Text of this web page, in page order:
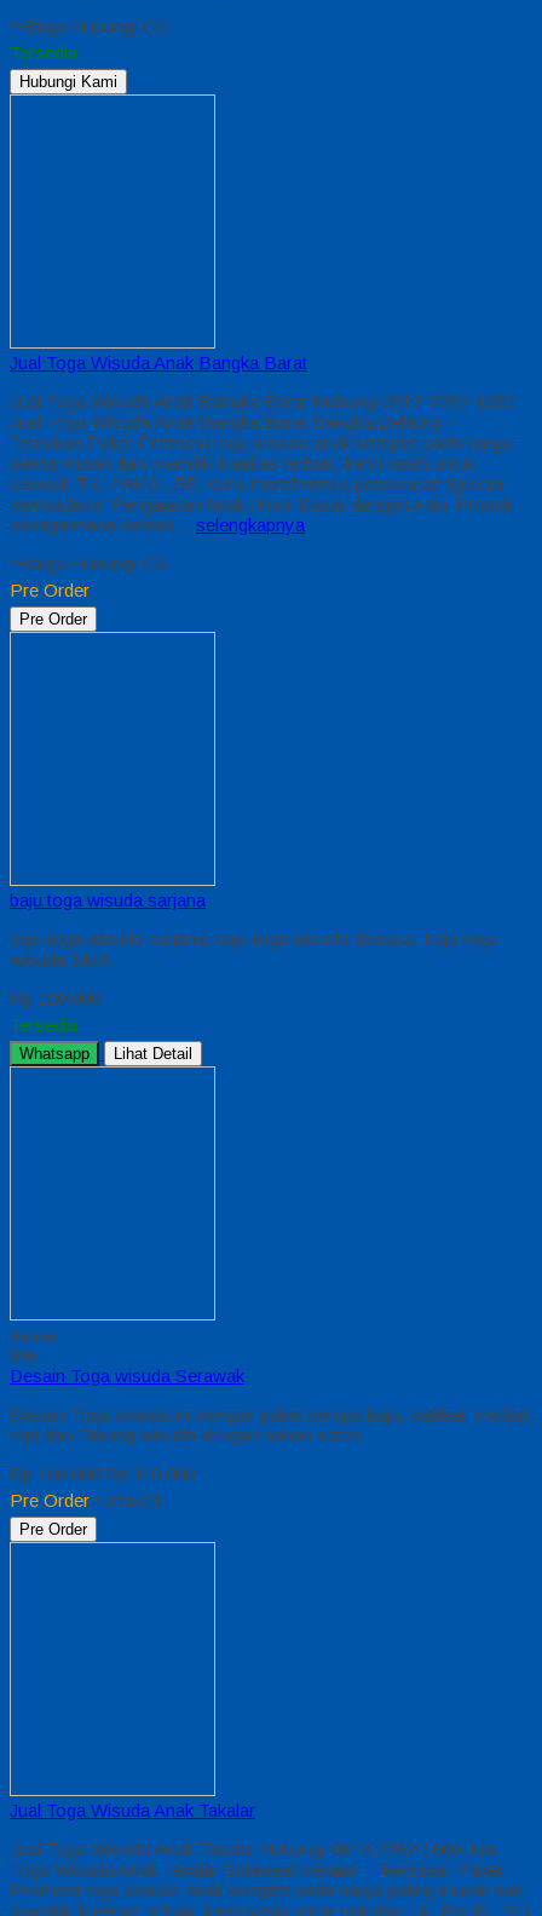
*Harga Hubungi CS
Tersedia
Hubungi Kami
Jual Toga Wisuda Anak Bangka Barat
Jual Toga Wisuda Anak Bangka Barat Hubungi 0812-2282-1060
Jual Toga Wisuda Anak Bangka Barat Bangka Belitung –
Temukan Paket Promosi toga wisuda anak komplet pada harga
paling murah dan memiliki kualitas terbaik, kami kasih untuk
sekolah TK, PAUD , SD Kami memberinya penawaran Special
semua level Pengajaran Anak Umur Dasar dengan Fitur Produk
sebagaimana berikut… selengkapnya
*Harga Hubungi CS
Pre Order
Pre Order
baju toga wisuda sarjana
baju toga wisuda sarjana, baju toga wisuda dewasa, baju toga
wisuda SMA,
Rp 100.000
Tersedia
Whatsapp Lihat Detail
Diskon
9%
Desain Toga wisuda Serawak
Desain Toga wisuda ini dengan paket berupa baju, slebber, medali,
topi dan Tabung wisuda dengan bahan saten
Rp 100.000 Rp 110.000
Pre Order / elfa-04
Pre Order
Jual Toga Wisuda Anak Takalar
Jual Toga Wisuda Anak Takalar Hubungi 0812-2282-1060 Jual
Toga Wisuda Anak Takalar Sulawesi Selatan – Temukan Paket
Promosi toga wisuda anak komplet pada harga paling murah dan
memiliki kualitas terbaik, kami kasih untuk sekolah TK, PAUD , SD